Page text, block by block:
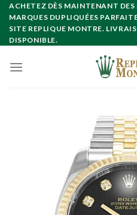
Skip
content
ACHETEZ DÈS MAINTENANT
MARQUES DUPLIQUÉES
SITE REPLIQUE MONTRE.
DISPONIBLE.